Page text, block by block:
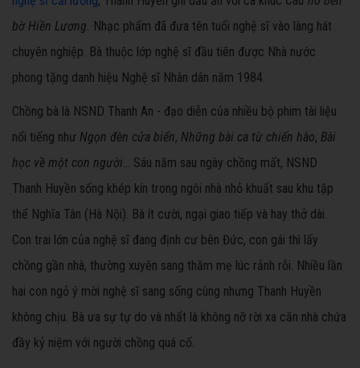
bờ Hiền Lương. Nhạc phẩm đã đưa tên tuổi nghệ sĩ vào làng hát
chuyên nghiệp. Bà thuộc lớp nghệ sĩ đầu tiên được Nhà nước
phong tặng danh hiệu Nghệ sĩ Nhân dân năm 1984.
Chồng bà là NSND Thanh An - đạo diễn của nhiều bộ phim tài liệu
nổi tiếng như Ngọn đèn cửa biển, Những bài ca từ chiến hào, Bài
học về một con người... Sáu năm sau ngày chồng mất, NSND
Thanh Huyền sống khép kín trong ngôi nhà nhỏ khuất sau khu tập
thể Nghĩa Tân (Hà Nội). Bà ít cười, ngại giao tiếp và hay thở dài.
Con trai lớn của nghệ sĩ đang định cư bên Đức, con gái thì lấy
chồng gần nhà, thường xuyên sang thăm mẹ lúc rảnh rỗi. Nhiều lần
hai con ngỏ ý mời nghệ sĩ sang sống cùng nhưng Thanh Huyền
không chịu. Bà ưa sự tự do và nhất là không nỡ rời xa căn nhà chứa
đầy kỷ niệm với người chồng quá cố.